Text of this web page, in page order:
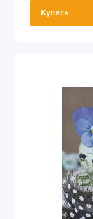
Купить